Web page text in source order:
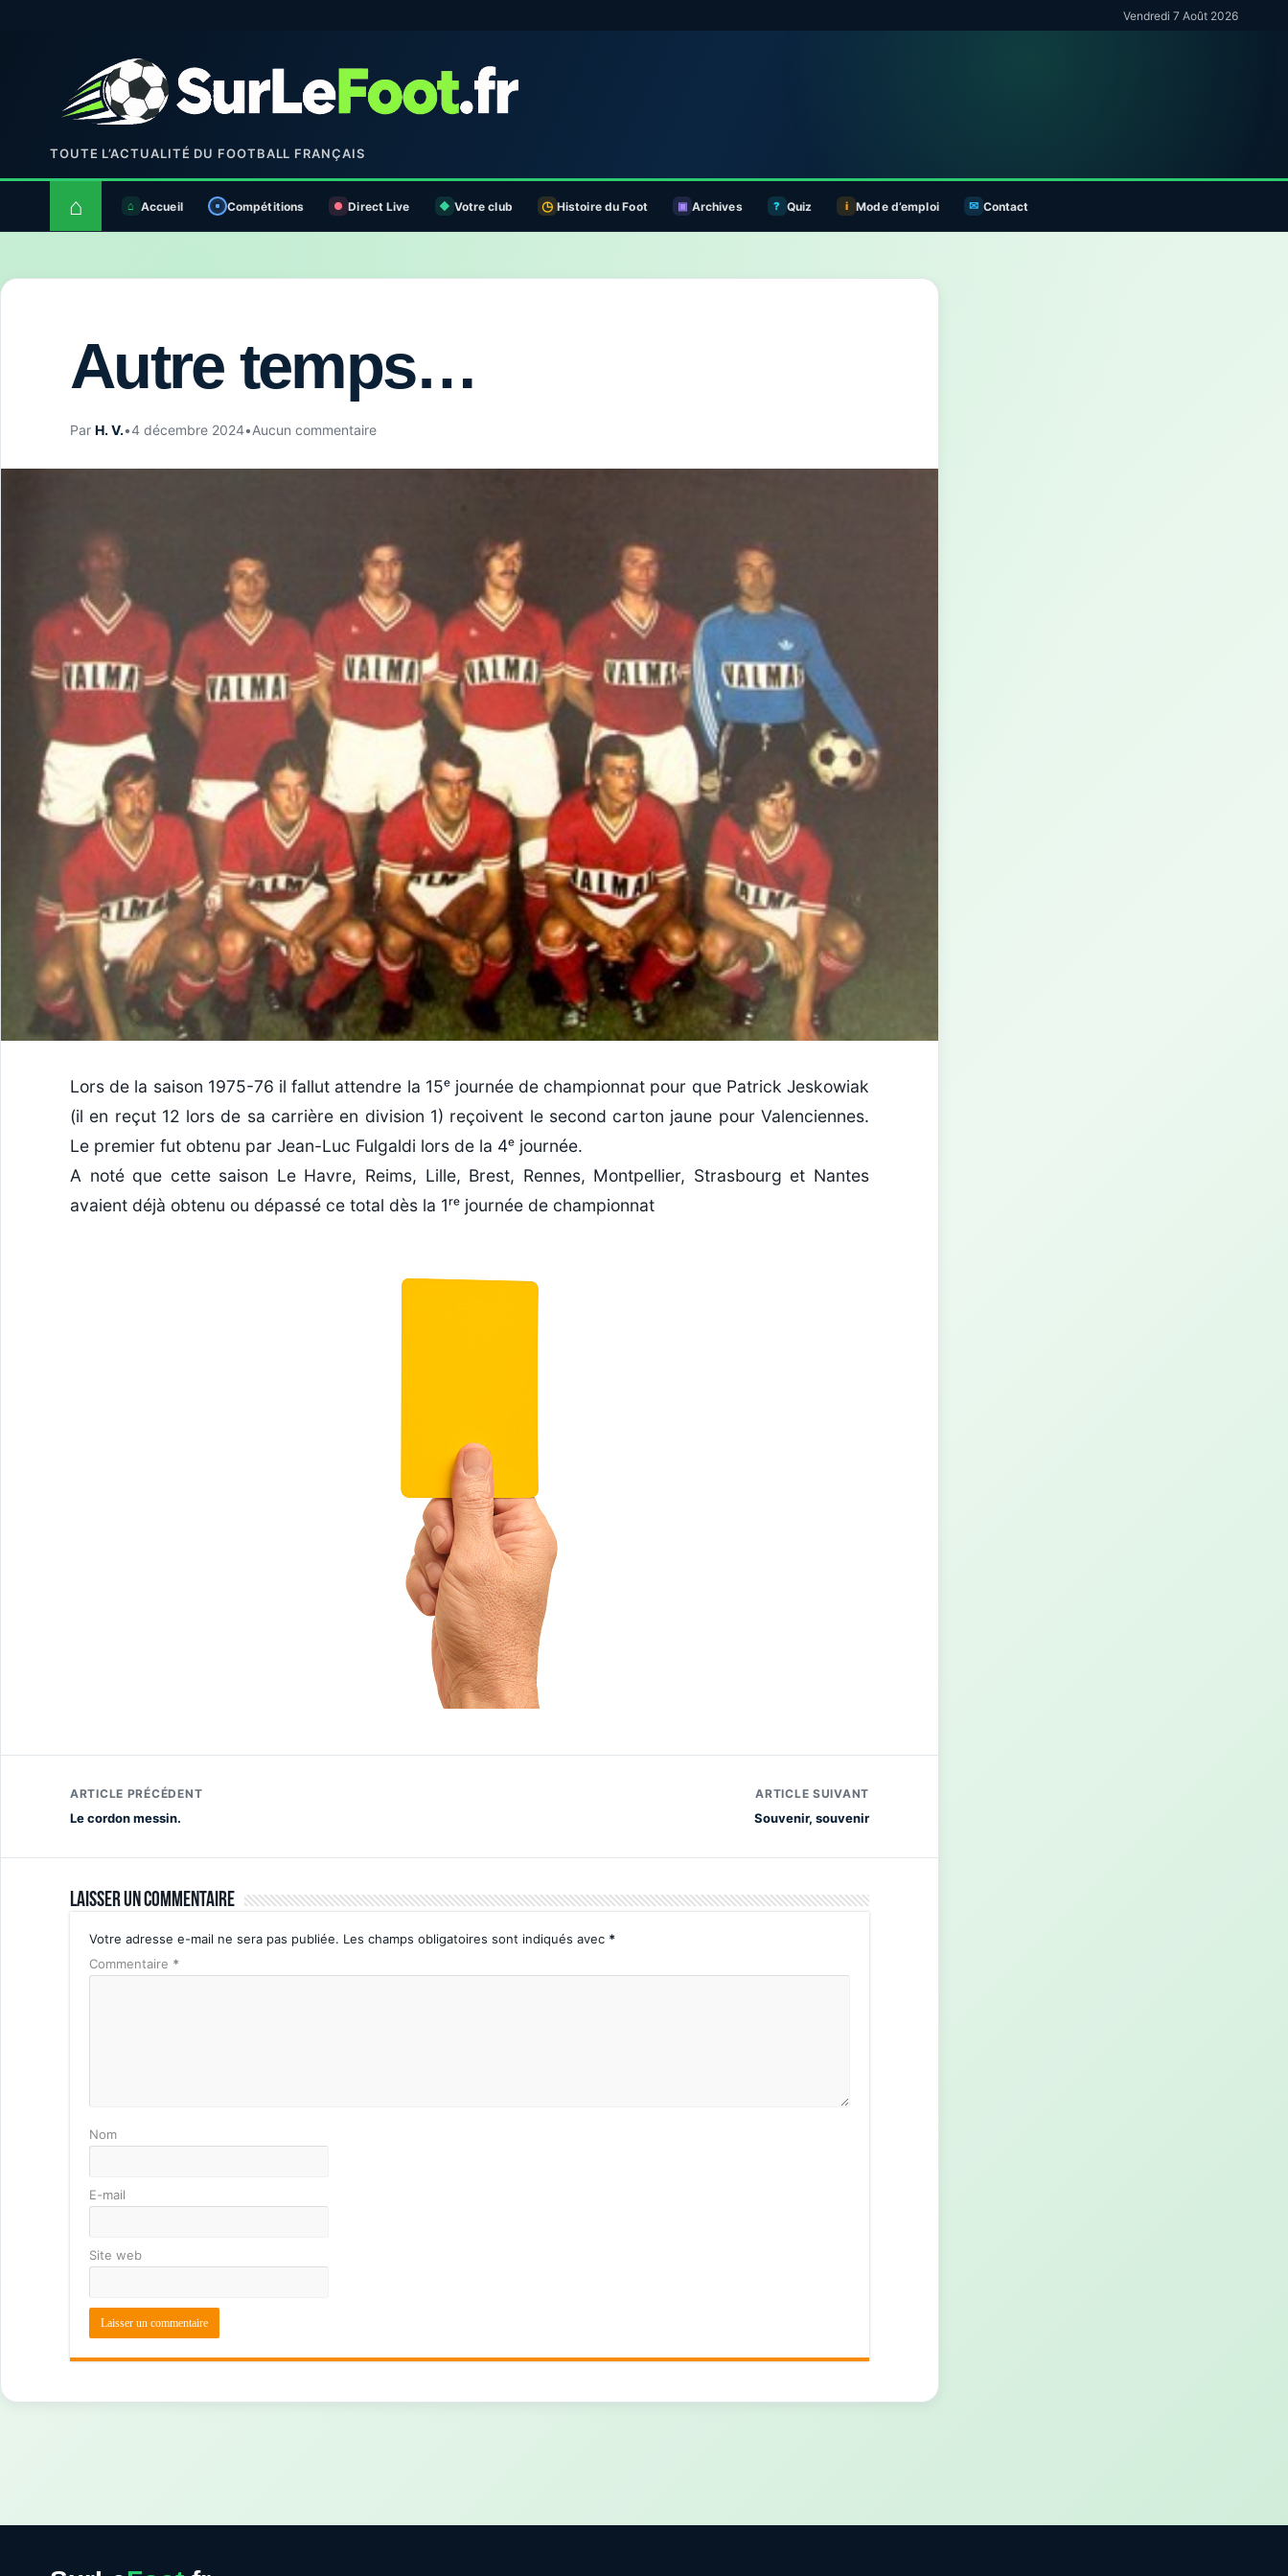
Vendredi 7 Août 2026
TOUTE L’ACTUALITÉ DU FOOTBALL FRANÇAIS
⌂ Accueil Compétitions Direct Live Votre club Histoire du Foot Archives Quiz Mode d’emploi Contact
Autre temps…
Par H. V.•4 décembre 2024•Aucun commentaire
Lors de la saison 1975-76 il fallut attendre la 15ᵉ journée de championnat pour que Patrick Jeskowiak
(il en reçut 12 lors de sa carrière en division 1) reçoivent le second carton jaune pour Valenciennes.
Le premier fut obtenu par Jean-Luc Fulgaldi lors de la 4ᵉ journée.
A noté que cette saison Le Havre, Reims, Lille, Brest, Rennes, Montpellier, Strasbourg et Nantes
avaient déjà obtenu ou dépassé ce total dès la 1ʳᵉ journée de championnat
ARTICLE PRÉCÉDENT
Le cordon messin.
ARTICLE SUIVANT
Souvenir, souvenir
Laisser un commentaire
Votre adresse e-mail ne sera pas publiée. Les champs obligatoires sont indiqués avec *
Commentaire *
Nom
E-mail
Site web